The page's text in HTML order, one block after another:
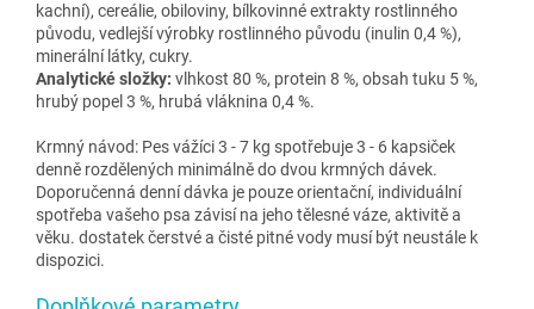
kachní), cereálie, obiloviny, bílkovinné extrakty rostlinného
původu, vedlejší výrobky rostlinného původu (inulin 0,4 %),
minerální látky, cukry.
Analytické složky: vlhkost 80 %, protein 8 %, obsah tuku 5 %,
hrubý popel 3 %, hrubá vláknina 0,4 %.
Krmný návod: Pes vážíci 3 - 7 kg spotřebuje 3 - 6 kapsiček
denně rozdělených minimálně do dvou krmných dávek.
Doporučenná denní dávka je pouze orientační, individuální
spotřeba vašeho psa závisí na jeho tělesné váze, aktivitě a
věku. dostatek čerstvé a čisté pitné vody musí být neustále k
dispozici.